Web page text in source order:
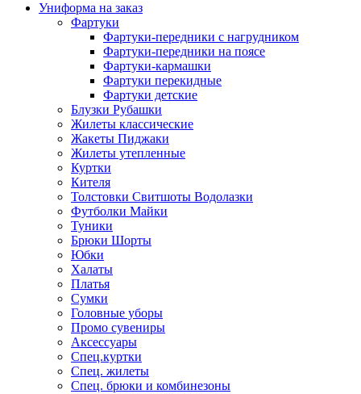
Униформа на заказ
Фартуки
Фартуки-передники с нагрудником
Фартуки-передники на поясе
Фартуки-кармашки
Фартуки перекидные
Фартуки детские
Блузки Рубашки
Жилеты классические
Жакеты Пиджаки
Жилеты утепленные
Куртки
Кителя
Толстовки Свитшоты Водолазки
Футболки Майки
Туники
Брюки Шорты
Юбки
Халаты
Платья
Сумки
Головные уборы
Промо сувениры
Аксессуары
Спец.куртки
Спец. жилеты
Спец. брюки и комбинезоны